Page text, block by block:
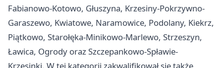
Fabianowo-Kotowo, Głuszyna, Krzesiny-Pokrzywno-
Garaszewo, Kwiatowe, Naramowice, Podolany, Kiekrz,
Piątkowo, Starołęka-Minikowo-Marlewo, Strzeszyn,
Ławica, Ogrody oraz Szczepankowo-Spławie-